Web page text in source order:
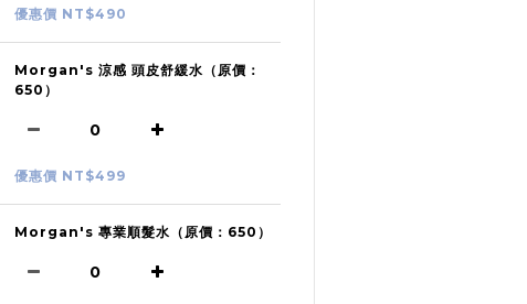
優惠價 NT$490
Morgan's 涼感 頭皮舒緩水（原價：
650）
優惠價 NT$499
Morgan's 專業順髮水（原價：650）